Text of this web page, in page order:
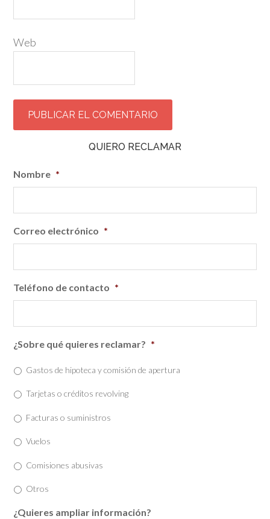
Web
QUIERO RECLAMAR
Nombre *
Correo electrónico *
Teléfono de contacto *
¿Sobre qué quieres reclamar? *
Gastos de hipoteca y comisión de apertura
Tarjetas o créditos revolving
Facturas o suministros
Vuelos
Comisiones abusivas
Otros
¿Quieres ampliar información?